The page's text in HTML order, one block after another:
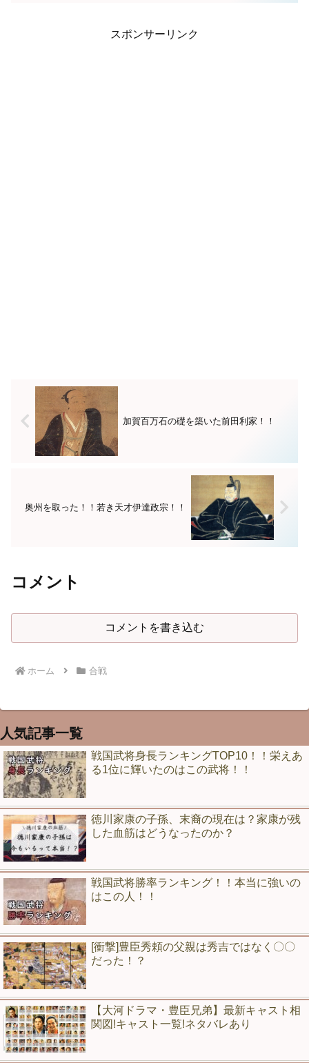
スポンサーリンク
加賀百万石の礎を築いた前田利家！！
奥州を取った！！若き天才伊達政宗！！
コメント
コメントを書き込む
ホーム 合戦
人気記事一覧
戦国武将身長ランキングTOP10！！栄えあ
る1位に輝いたのはこの武将！！
徳川家康の子孫、末裔の現在は？家康が残
した血筋はどうなったのか？
戦国武将勝率ランキング！！本当に強いの
はこの人！！
[衝撃]豊臣秀頼の父親は秀吉ではなく〇〇
だった！？
【大河ドラマ・豊臣兄弟】最新キャスト相
関図!キャスト一覧!ネタバレあり